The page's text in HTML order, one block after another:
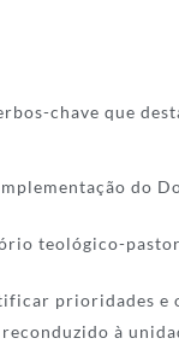
chave que
do
teológico-
prioridades e
à